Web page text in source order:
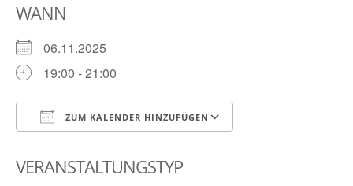
WANN
06.11.2025
19:00 - 21:00
ZUM KALENDER HINZUFÜGEN
VERANSTALTUNGSTYP